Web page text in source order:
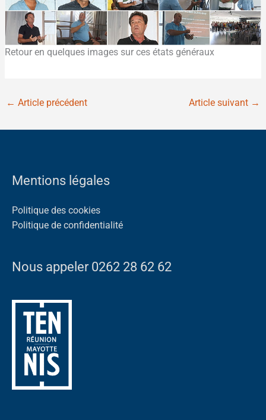
Retour en quelques images sur ces états généraux
← Article précédent Article suivant →
Mentions légales
Politique des cookies
Politique de confidentialité
Nous appeler 0262 28 62 62